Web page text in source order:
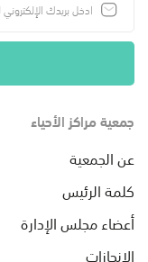
جمعية مراكز الأحياء
عن الجمعية
كلمة الرئيس
أعضاء مجلس الإدارة
الإنجازات